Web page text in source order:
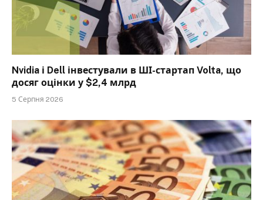
Nvidia і Dell інвестували в ШІ-стартап Volta, що
досяг оцінки у $2,4 млрд
5 Серпня 2026